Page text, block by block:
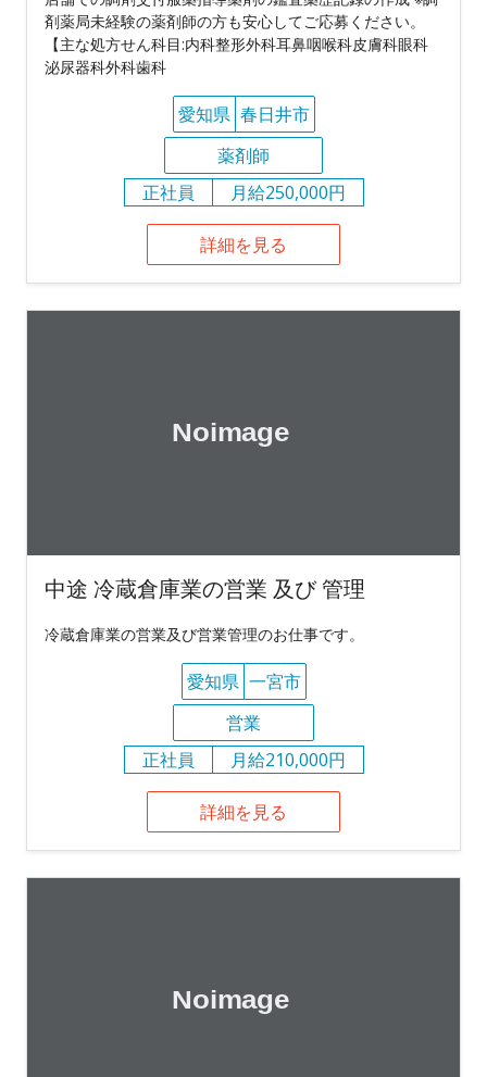
剤薬局未経験の薬剤師の方も安心してご応募ください。
【主な処方せん科目:内科整形外科耳鼻咽喉科皮膚科眼科
泌尿器科外科歯科
愛知県 春日井市
薬剤師
正社員
月給250,000円
詳細を見る
中途 冷蔵倉庫業の営業 及び 管理
冷蔵倉庫業の営業及び営業管理のお仕事です。
愛知県 一宮市
営業
正社員
月給210,000円
詳細を見る